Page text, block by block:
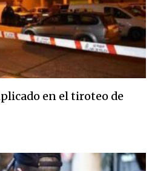
en el tiroteo de